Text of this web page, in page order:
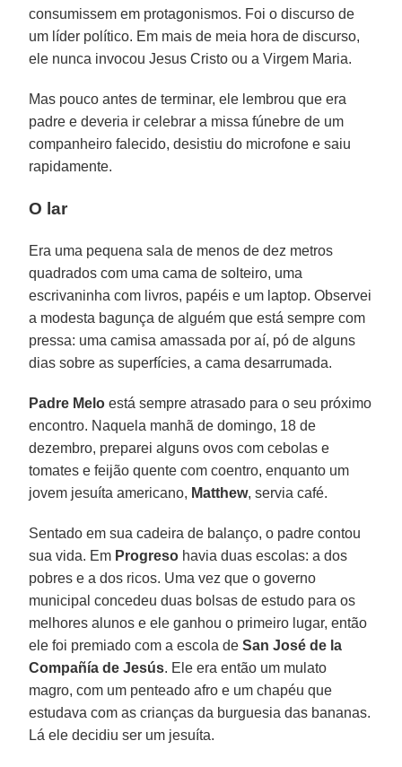
consumissem em protagonismos. Foi o discurso de
um líder político. Em mais de meia hora de discurso,
ele nunca invocou Jesus Cristo ou a Virgem Maria.
Mas pouco antes de terminar, ele lembrou que era
padre e deveria ir celebrar a missa fúnebre de um
companheiro falecido, desistiu do microfone e saiu
rapidamente.
O lar
Era uma pequena sala de menos de dez metros
quadrados com uma cama de solteiro, uma
escrivaninha com livros, papéis e um laptop. Observei
a modesta bagunça de alguém que está sempre com
pressa: uma camisa amassada por aí, pó de alguns
dias sobre as superfícies, a cama desarrumada.
Padre Melo está sempre atrasado para o seu próximo
encontro. Naquela manhã de domingo, 18 de
dezembro, preparei alguns ovos com cebolas e
tomates e feijão quente com coentro, enquanto um
jovem jesuíta americano, Matthew, servia café.
Sentado em sua cadeira de balanço, o padre contou
sua vida. Em Progreso havia duas escolas: a dos
pobres e a dos ricos. Uma vez que o governo
municipal concedeu duas bolsas de estudo para os
melhores alunos e ele ganhou o primeiro lugar, então
ele foi premiado com a escola deSan José de la
Compañía de Jesús. Ele era então um mulato
magro, com um penteado afro e um chapéu que
estudava com as crianças da burguesia das bananas.
Lá ele decidiu ser um jesuíta.